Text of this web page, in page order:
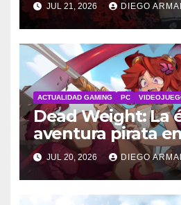
JUL 21, 2026 DIEGO
ACTUALIDAD GAMING PC
Dead Weight: La
aventura pirata
steampunk
JUL 20, 2026 DIEGO